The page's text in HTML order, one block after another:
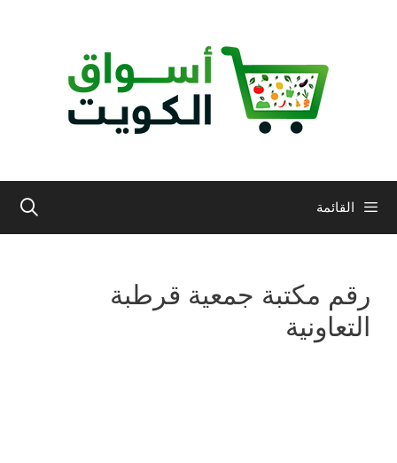
القائمة
رقم مكتبة جمعية قرطبة
التعاونية